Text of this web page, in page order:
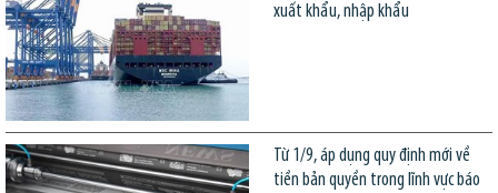
xuất khẩu, nhập khẩu
Từ 1/9, áp dụng quy định mới về
tiền bản quyền trong lĩnh vực báo